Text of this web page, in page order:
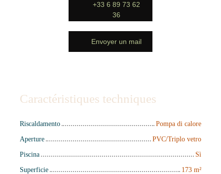
+33 6 89 73 62
36
Envoyer un mail
Caractéristiques techniques
Riscaldamento
Pompa di calore
Aperture
PVC/Triplo vetro
Piscina
Sì
Superficie
173 m²